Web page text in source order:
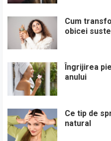
Cum
obicei
Îngrijirea
anului
Ce tip de
natural